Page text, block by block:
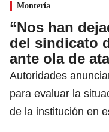
Montería
“Nos han
del sindicato
ante ola de
Autoridades
para evaluar la
de la institución en